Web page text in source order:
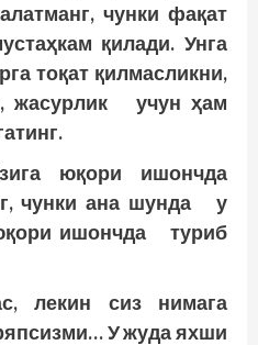
чунки фақат
қилади. Унга
тоқат қилмасликни,
жасурлик учун ҳам
юқори ишончда
чунки ана шунда у
ишонч­­да туриб
лекин сиз нимага
У жуда яхши